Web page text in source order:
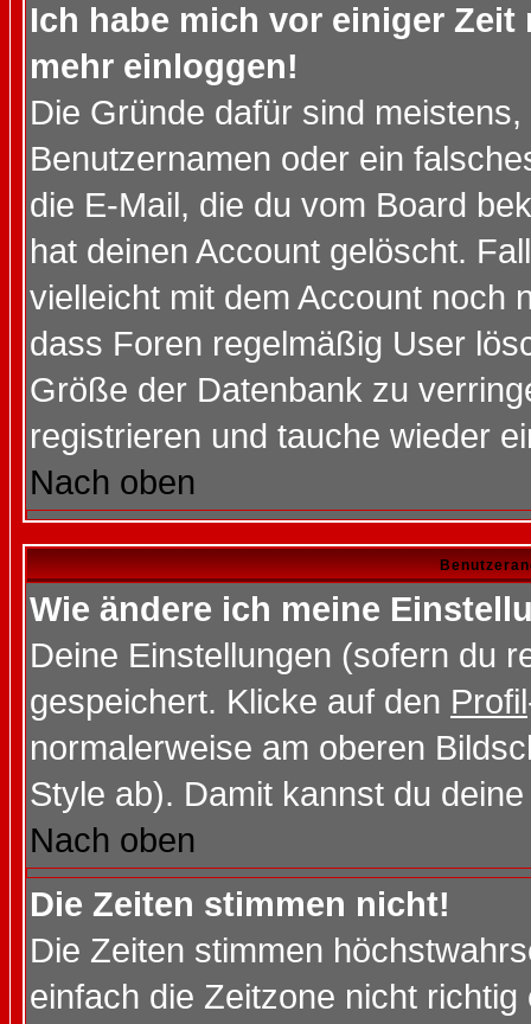
Ich habe mich vor einiger
mehr einloggen!
Die Gründe dafür sind
Benutzernamen oder ein
die E-Mail, die du vom Board
hat deinen Account gelöscht.
vielleicht mit dem Account noch
dass Foren regelmäßig User
Größe der Datenbank zu
registrieren und tauche wieder
Nach oben
Wie ändere ich meine
Deine Einstellungen (sofern du
gespeichert. Klicke auf den Profil
normalerweise am oberen
Style ab). Damit kannst du
Nach oben
Die Zeiten stimmen nicht!
Die Zeiten stimmen
einfach die Zeitzone nicht